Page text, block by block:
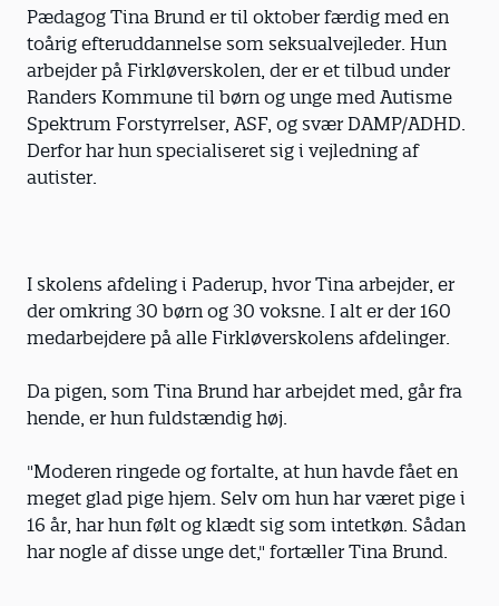
Pædagog Tina Brund er til oktober færdig med en
toårig efteruddannelse som seksualvejleder. Hun
arbejder på Firkløverskolen, der er et tilbud under
Randers Kommune til børn og unge med Autisme
Spektrum Forstyrrelser, ASF, og svær DAMP/ADHD.
Derfor har hun specialiseret sig i vejledning af
autister.
I skolens afdeling i Paderup, hvor Tina arbejder, er
der omkring 30 børn og 30 voksne. I alt er der 160
medarbejdere på alle Firkløverskolens afdelinger.
Da pigen, som Tina Brund har arbejdet med, går fra
hende, er hun fuldstændig høj.
"Moderen ringede og fortalte, at hun havde fået en
meget glad pige hjem. Selv om hun har været pige i
16 år, har hun følt og klædt sig som intetkøn. Sådan
har nogle af disse unge det," fortæller Tina Brund.